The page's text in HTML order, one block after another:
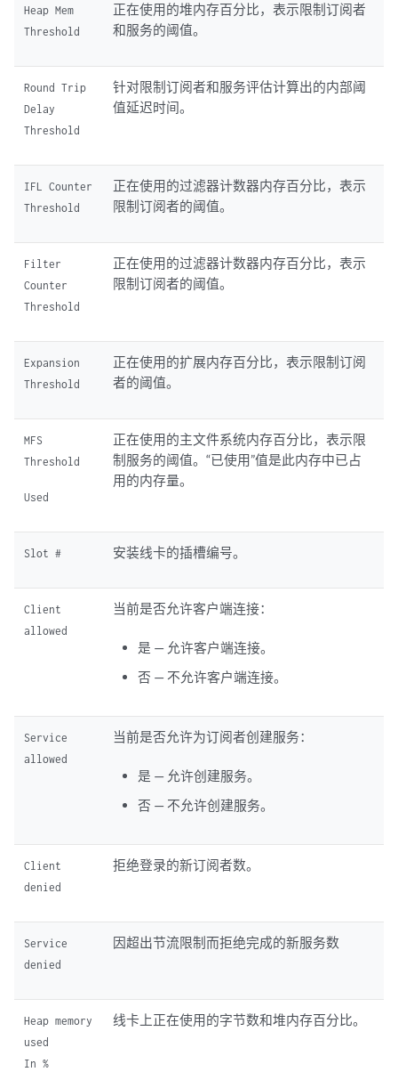
Heap Mem
Threshold
正在使用的堆内存百分比，表示限制订阅者
和服务的阈值。
Round Trip
Delay
Threshold
针对限制订阅者和服务评估计算出的内部阈
值延迟时间。
IFL Counter
Threshold
正在使用的过滤器计数器内存百分比，表示
限制订阅者的阈值。
Filter
Counter
Threshold
正在使用的过滤器计数器内存百分比，表示
限制订阅者的阈值。
Expansion
Threshold
正在使用的扩展内存百分比，表示限制订阅
者的阈值。
MFS
Threshold
Used
正在使用的主文件系统内存百分比，表示限
制服务的阈值。“已使用”值是此内存中已占
用的内存量。
Slot # 安装线卡的插槽编号。
Client
allowed
当前是否允许客户端连接：
是 — 允许客户端连接。
否 — 不允许客户端连接。
Service
allowed
当前是否允许为订阅者创建服务：
是 — 允许创建服务。
否 — 不允许创建服务。
Client
denied
拒绝登录的新订阅者数。
Service
denied
因超出节流限制而拒绝完成的新服务数
Heap memory
used
In %
线卡上正在使用的字节数和堆内存百分比。